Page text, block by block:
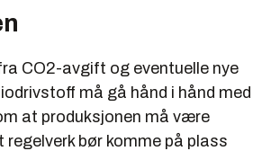
CO2-avgift og eventuelle nye
må gå hånd i hånd med
at produksjonen må være
regelverk bør komme på plass